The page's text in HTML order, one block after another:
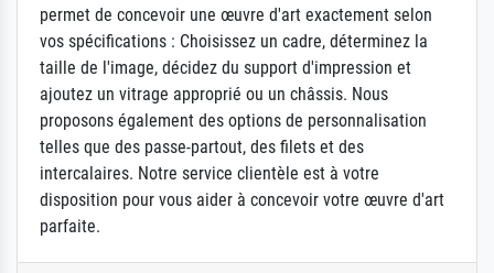
permet de concevoir une œuvre d'art exactement selon
vos spécifications : Choisissez un cadre, déterminez la
taille de l'image, décidez du support d'impression et
ajoutez un vitrage approprié ou un châssis. Nous
proposons également des options de personnalisation
telles que des passe-partout, des filets et des
intercalaires. Notre service clientèle est à votre
disposition pour vous aider à concevoir votre œuvre d'art
parfaite.